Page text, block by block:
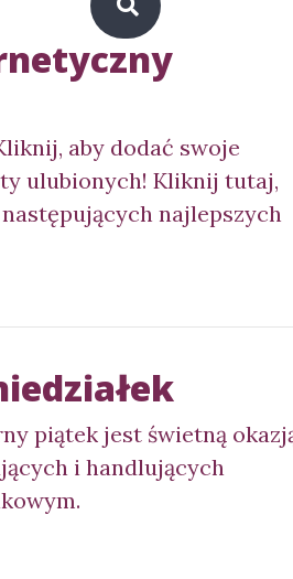
aby dodać swoje
ulubionych! Kliknij tutaj,
najlepszych
piątek jest świetną
i handlujących